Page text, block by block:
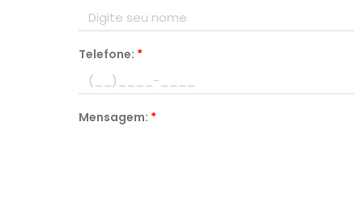
Telefone: *
Mensagem: *